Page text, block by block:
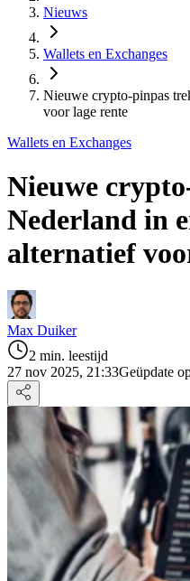
Nieuws
Wallets en Exchanges
Nieuwe crypto-pinpas
voor lage rente
Wallets en Exchanges
Nieuwe
Nederland in
alternatief
Max Duiker
2 min. leestijd
27 nov 2025, 21:33Geüpdate